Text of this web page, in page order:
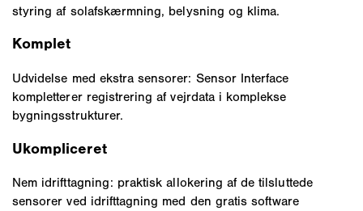
styring af solafskærmning, belysning og klima.
Komplet
Udvidelse med ekstra sensorer: Sensor Interface
kompletterer registrering af vejrdata i komplekse
bygningsstrukturer.
Ukompliceret
Nem idrifttagning: praktisk allokering af de tilsluttede
sensorer ved idrifttagning med den gratis software